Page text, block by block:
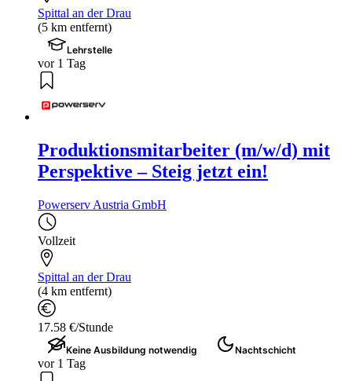
Spittal an der Drau
(5 km entfernt)
Lehrstelle
vor 1 Tag
Produktionsmitarbeiter (m/w/d) mit
Perspektive – Steig jetzt ein!
Powerserv Austria GmbH
Vollzeit
Spittal an der Drau
(4 km entfernt)
17.58 €/Stunde
Keine Ausbildung notwendig Nachtschicht
vor 1 Tag